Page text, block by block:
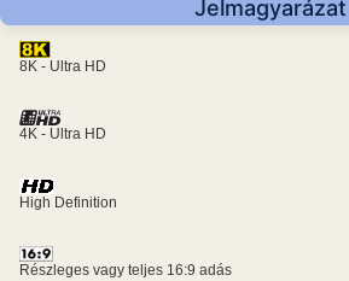
Jelmagyarázat
8K - Ultra HD
4K - Ultra HD
High Definition
Részleges vagy teljes 16:9 adás